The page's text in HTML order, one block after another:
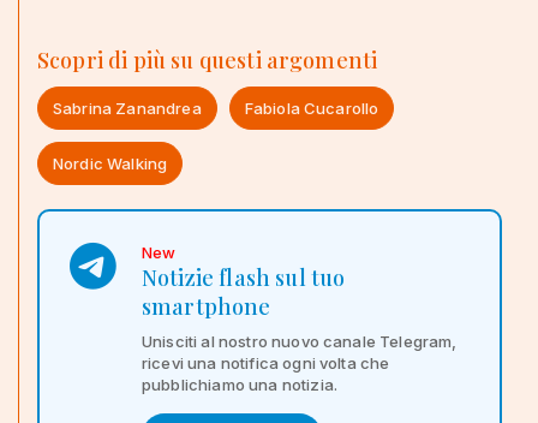
Scopri di più su questi argomenti
Sabrina Zanandrea Fabiola Cucarollo
Nordic Walking
New
Notizie flash sul tuo
smartphone
Unisciti al nostro nuovo canale Telegram,
ricevi una notifica ogni volta che
pubblichiamo una notizia.